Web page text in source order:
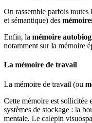
On rassemble parfois toutes
et sémantique) des
Enfin, la mémoire
notamment sur la mémoire
La mémoire de travail
La mémoire de travail (ou
Cette mémoire est sollicitée
systèmes de stockage : la
mentale. Le calepin